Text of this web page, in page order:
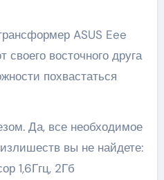
ASUS Eee
своего восточного друга
похвастаться
Да, все необходимое
вы не найдете:
1,6Ггц, 2Гб